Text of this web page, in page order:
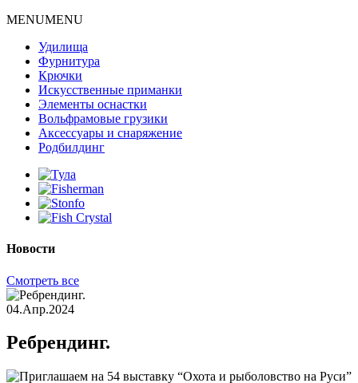
MENUMENU
Удилища
Фурнитура
Крючки
Искусственные приманки
Элементы оснастки
Вольфрамовые грузики
Аксессуары и снаряжение
Родбилдинг
Новости
Смотреть все
04.Апр.2024
Ребрендинг.